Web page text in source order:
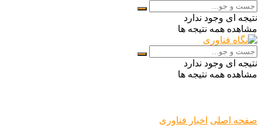
نتیجه ای وجود ندارد
مشاهده همه نتیجه ها
نتیجه ای وجود ندارد
مشاهده همه نتیجه ها
صفحه اصلی اخبار فناوری